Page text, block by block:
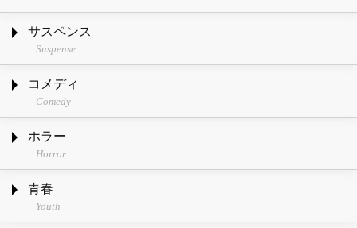
サスペンス
Suspense
コメディ
Comedy
ホラー
Horror
青春
Youth